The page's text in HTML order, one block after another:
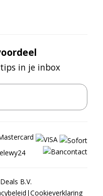
in je inbox
B.V.
|Cookieverklaring